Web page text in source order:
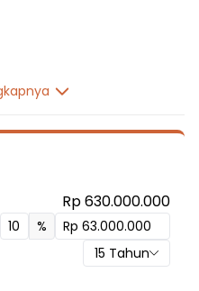
Rp 630.000.000
%
15 Tahun